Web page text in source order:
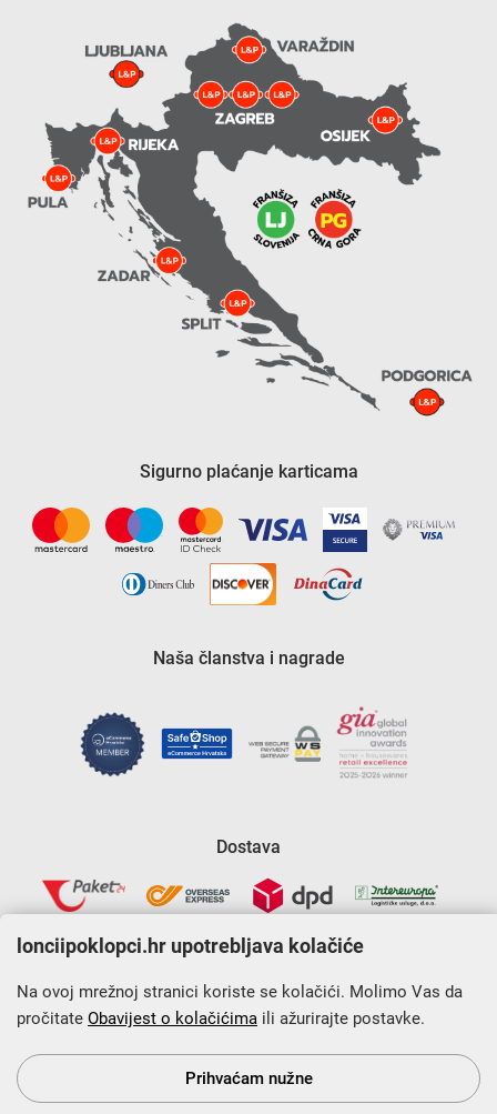
Sigurno plaćanje karticama
Naša članstva i nagrade
Dostava
Krajnji primatelj financijskog instrumenta sufinanciranog iz
Europskog fonda za regionalni razvoj u sklopu Operativnog
programa „Konkurentnost i kohezija”.
lonciipoklopci.hr upotrebljava kolačiće
Na ovoj mrežnoj stranici koriste se kolačići. Molimo Vas da
pročitate Obavijest o kolačićima ili ažurirajte postavke.
Prihvaćam nužne